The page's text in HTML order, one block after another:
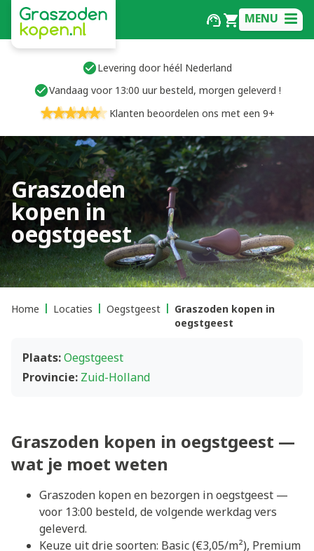
MENU
Levering door héél Nederland
Vandaag voor 13:00 uur besteld, morgen geleverd !
Klanten beoordelen ons met een 9+
Graszoden
kopen in
oegstgeest
Home Locaties Oegstgeest
Graszoden kopen in
oegstgeest
Plaats:Oegstgeest
Provincie: Zuid-Holland
Graszoden kopen in oegstgeest —
wat je moet weten
Graszoden kopen en bezorgen in oegstgeest —
voor 13:00 besteld, de volgende werkdag vers
geleverd.
Keuze uit drie soorten: Basic (€3,05/m²), Premium